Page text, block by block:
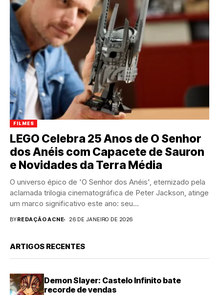
FILMES
LEGO Celebra 25 Anos de O Senhor
dos Anéis com Capacete de Sauron
e Novidades da Terra Média
O universo épico de 'O Senhor dos Anéis', eternizado pela
aclamada trilogia cinematográfica de Peter Jackson, atinge
um marco significativo este ano: seu...
BYREDAÇÃO ACNE 26 DE JANEIRO DE 2026
ARTIGOS RECENTES
Demon Slayer: Castelo Infinito bate
recorde de vendas